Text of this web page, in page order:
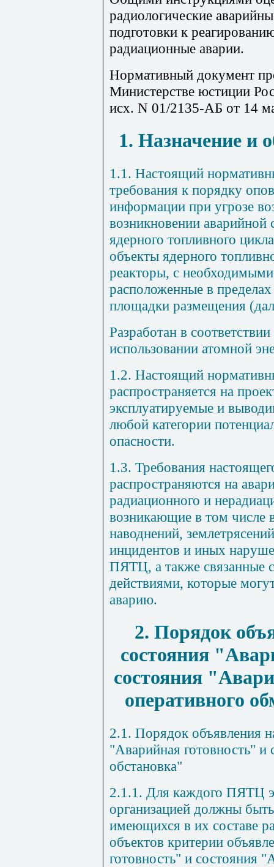
радиологические
подготовки к
радиационные аварии.
Нормативный документ
Министерстве юстиции
исх. N 01/2135-АБ от 14
1. Назначение и
1.1. Настоящий
требования к порядку
информации при угрозе
возникновении аварийной
ядерного топливного
объекты ядерного
реакторы, с
расположенные в
площадки размещения
Разработан в
использовании атомной
1.2. Настоящий
распространяется на
эксплуатируемые и
любой категории
опасности.
1.3. Требования
распространяются на
радиационного и
возникающие в том числе
наводнений,
инцидентов и иных
ПЯТЦ, а также связанные
действиями, которые
аварию.
2. Порядок
состояния
состояния
оперативного
2.1. Порядок объявления
"Аварийная готовность" и
обстановка"
2.1.1. Для каждого ПЯТЦ
организацией должны
имеющихся в их составе
объектов критерии
готовность" и состояния